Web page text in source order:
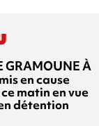
GRAMOUNE À
en cause
matin en vue
détention